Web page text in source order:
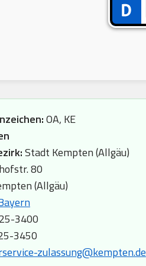
OA, KE
Stadt Kempten (Allgäu)
80
(Allgäu)
3400
3450
zulassung@kempten.de